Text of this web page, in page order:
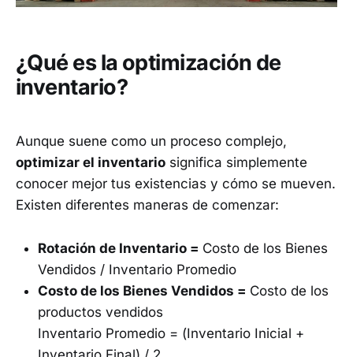
¿Qué es la optimización de
inventario?
Aunque suene como un proceso complejo,
optimizar el inventario significa simplemente
conocer mejor tus existencias y cómo se mueven.
Existen diferentes maneras de comenzar:
Rotación de Inventario = Costo de los Bienes
Vendidos / Inventario Promedio
Costo de los Bienes Vendidos = Costo de los
productos vendidos
Inventario Promedio = (Inventario Inicial +